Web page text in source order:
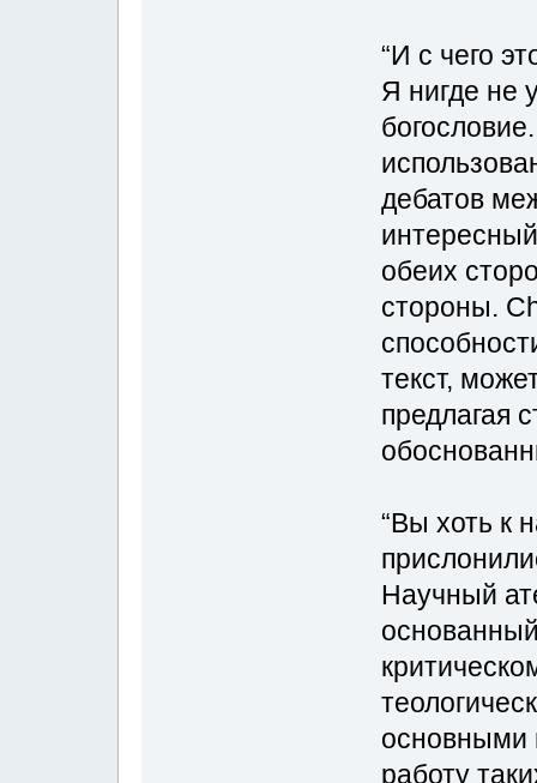
“И с чего
Я нигде не
дебатов
обеих
стороны.
текст,
предлагая
“Вы хоть к
Научный
основными
работу